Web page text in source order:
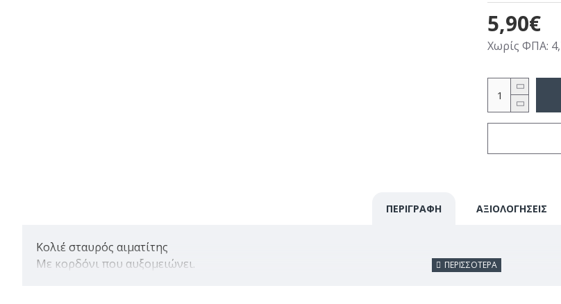
5,90€
Χωρίς ΦΠΑ:
ΠΕΡΙΓΡΑΦΗ ΑΞΙΟΛΟΓΗΣΕΙΣ
Κολιέ σταυρός αιματίτης
Με κορδόνι που αυξομειώνει.